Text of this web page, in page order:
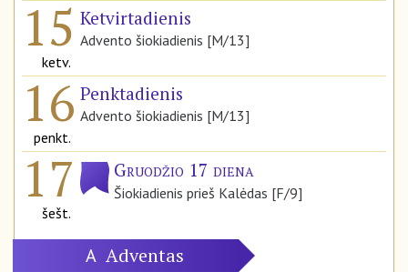
15
ketv.
Ketvirtadienis
Advento šiokiadienis [M/13]
16
penkt.
Penktadienis
Advento šiokiadienis [M/13]
17
šešt.
Gruodžio 17 diena
Šiokiadienis prieš Kalėdas [F/9]
A Adventas